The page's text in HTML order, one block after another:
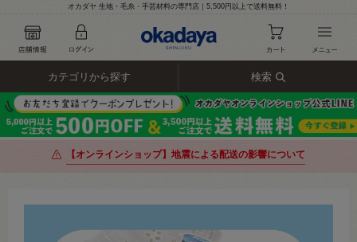
オカダヤ 生地・毛糸・手芸材料の専門店｜5,500円以上で送料無料！
カテゴリから探す 検索
【オンラインショップ】地震による配送の影響について